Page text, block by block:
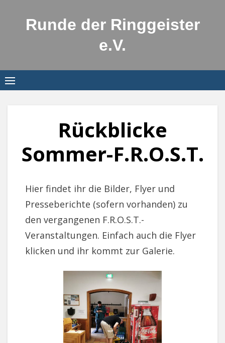
Runde der Ringgeister
e.V.
Rückblicke
Sommer-F.R.O.S.T.
Hier findet ihr die Bilder, Flyer und
Presseberichte (sofern vorhanden) zu
den vergangenen F.R.O.S.T.-
Veranstaltungen. Einfach auch die Flyer
klicken und ihr kommt zur Galerie.